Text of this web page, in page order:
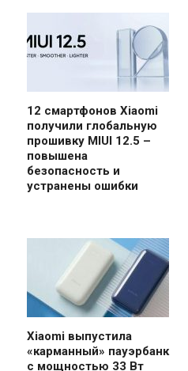
12 смартфонов Xiaomi
получили глобальную
прошивку MIUI 12.5 –
повышена
безопасность и
устранены ошибки
Xiaomi выпустила
«карманный» пауэрбанк
с мощностью 33 Вт